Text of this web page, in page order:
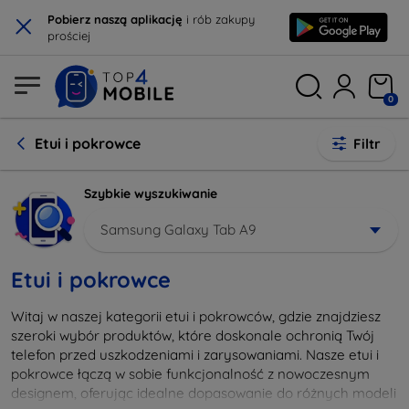
× Pobierz naszą aplikację i rób zakupy
prościej
0
Etui i pokrowce Filtr
Szybkie wyszukiwanie
Samsung Galaxy Tab A9
Etui i pokrowce
Witaj w naszej kategorii etui i pokrowców, gdzie znajdziesz
szeroki wybór produktów, które doskonale ochronią Twój
telefon przed uszkodzeniami i zarysowaniami. Nasze etui i
pokrowce łączą w sobie funkcjonalność z nowoczesnym
designem, oferując idealne dopasowanie do różnych modeli